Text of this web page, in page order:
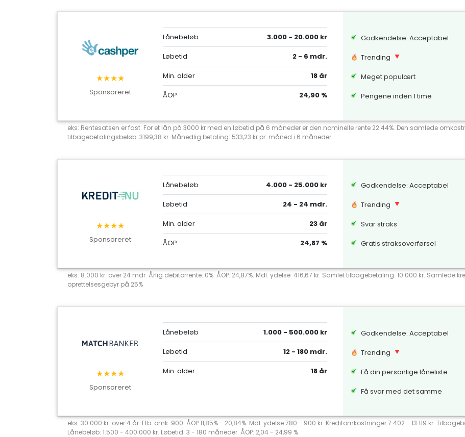
★★★★
Sponsoreret
Lånebeløb
3.000 - 20.000 kr
Løbetid
2 - 6 mdr.
Min. alder
18 år
ÅOP
24,90 %
Godkendelse: Acceptabel
Trending
Meget populært
Pengene inden 1 time
eks: Rentesatsen er fast. For et lån på 3000 kr med en løbetid på 6 måneder er den nominelle rente 22.44%. Den samlede
tilbagebetalingsbeløb: 3199,38 kr. Månedlig betaling: 533,23 kr pr. måned i 6 måneder.
★★★★
Sponsoreret
Lånebeløb
4.000 - 25.000 kr
Løbetid
24 - 24 mdr.
Min. alder
23 år
ÅOP
24,87 %
Godkendelse: Acceptabel
Trending
Svar straks
Gratis straksoverførsel
eks: 8.000 kr. over 24 mdr. Årlig debitorrente: 0%. ÅOP: 24,87%. Mdl. ydelse: 416,67 kr. Samlet tilbagebetaling: 10.000 kr. Samlede
oprettelsesgebyr på 25%
★★★★
Sponsoreret
Lånebeløb
1.000 - 500.000 kr
Løbetid
12 - 180 mdr.
Min. alder
18 år
Godkendelse: Acceptabel
Trending
Få din personlige låneliste
Få svar med det samme
eks: 30.000 kr. over 4 år. Etb. omk. 900. ÅOP 11,85% - 20,84%. Mdl. ydelse 780 - 900 kr. Kreditomkostninger 7.402 - 13.119 kr.
Lånebeløb: 1.500 - 400.000 kr. Løbetid: 3 - 180 måneder. ÅOP: 2,04 - 24,99 %.